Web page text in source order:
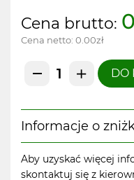
Cena brutto:
Cena netto: 0.00zł
DO
Informacje o
Aby uzyskać więcej
skontaktuj się z